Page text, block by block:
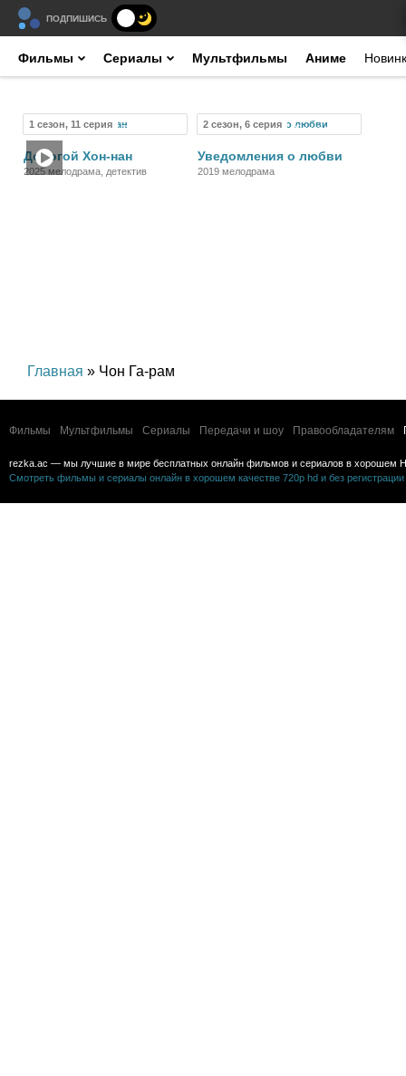
ПОДПИШИСЬ
Фильмы Сериалы Мультфильмы Аниме
1 сезон, 11 серия Сериал
Дорогой Хон-нан
2025 мелодрама, детектив
2 сезон, 6 серия Сериал
Уведомления о любви
2019 мелодрама
Главная » Чон Га-рам
Фильмы Мультфильмы Сериалы Передачи и шоу Правообладателям
rezka.ac — мы лучшие в мире бесплатных онлайн фильмов и сериалов в хорошем
Смотреть фильмы и сериалы онлайн в хорошем качестве 720p hd и без